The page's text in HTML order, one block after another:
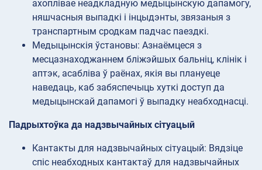
ахоплівае неадкладную медыцынскую дапамогу,
няшчасныя выпадкі і інцыдэнты, звязаныя з
транспартным сродкам падчас паездкі.
Медыцынскія ўстановы: Азнаёмцеся з
месцазнаходжаннем бліжэйшых бальніц, клінік і
аптэк, асабліва ў раёнах, якія вы плануеце
наведаць, каб забяспечыць хуткі доступ да
медыцынскай дапамогі ў выпадку неабходнасці.
Падрыхтоўка да надзвычайных сітуацый
Кантакты для надзвычайных сітуацый: Вядзіце
спіс неабходных кантактаў для надзвычайных